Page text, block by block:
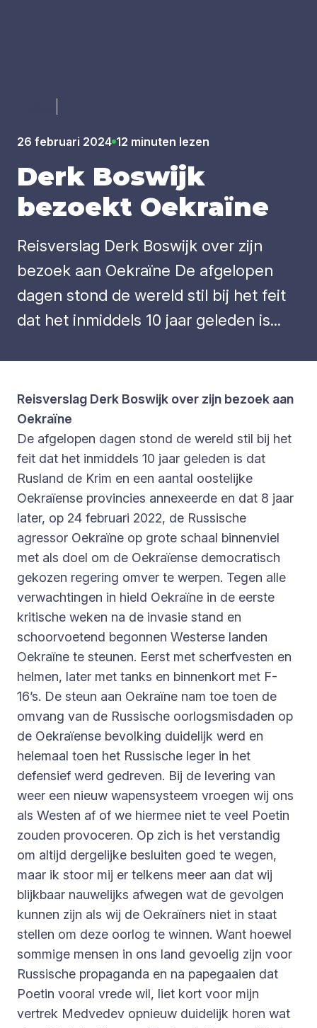
26 februari 2024 12 minuten lezen
Derk Bos­wijk
bezoekt Oek­ra­ï­ne
Reisverslag Derk Boswijk over zijn
bezoek aan Oekraïne De afgelopen
dagen stond de wereld stil bij het feit
dat het inmiddels 10 jaar geleden is...
Reisverslag Derk Boswijk over zijn bezoek aan
Oekraïne
De afgelopen dagen stond de wereld stil bij het
feit dat het inmiddels 10 jaar geleden is dat
Rusland de Krim en een aantal oostelijke
Oekraïense provincies annexeerde en dat 8 jaar
later, op 24 februari 2022, de Russische
agressor Oekraïne op grote schaal binnenviel
met als doel om de Oekraïense democratisch
gekozen regering omver te werpen. Tegen alle
verwachtingen in hield Oekraïne in de eerste
kritische weken na de invasie stand en
schoorvoetend begonnen Westerse landen
Oekraïne te steunen. Eerst met scherfvesten en
helmen, later met tanks en binnenkort met F-
16’s. De steun aan Oekraïne nam toe toen de
omvang van de Russische oorlogsmisdaden op
de Oekraïense bevolking duidelijk werd en
helemaal toen het Russische leger in het
defensief werd gedreven. Bij de levering van
weer een nieuw wapensysteem vroegen wij ons
als Westen af of we hiermee niet te veel Poetin
zouden provoceren. Op zich is het verstandig
om altijd dergelijke besluiten goed te wegen,
maar ik stoor mij er telkens meer aan dat wij
blijkbaar nauwelijks afwegen wat de gevolgen
kunnen zijn als wij de Oekraïners niet in staat
stellen om deze oorlog te winnen. Want hoewel
sommige mensen in ons land gevoelig zijn voor
Russische propaganda en na papegaaien dat
Poetin vooral vrede wil, liet kort voor mijn
vertrek Medvedev opnieuw duidelijk horen wat